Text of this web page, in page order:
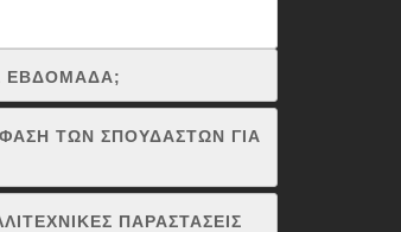
ΕΒΔΟΜΑΔΑ;
ΤΩΝ ΣΠΟΥΔΑΣΤΩΝ ΓΙΑ
ΠΑΡΑΣΤΑΣΕΙΣ